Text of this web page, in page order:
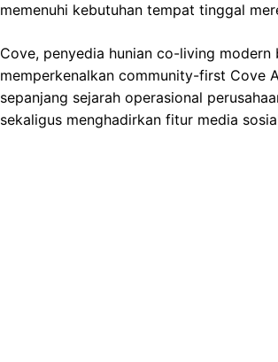
memenuhi kebutuhan tempat tinggal
Cove, penyedia hunian co-living
memperkenalkan community-first Cove
sepanjang sejarah operasional
sekaligus menghadirkan fitur media